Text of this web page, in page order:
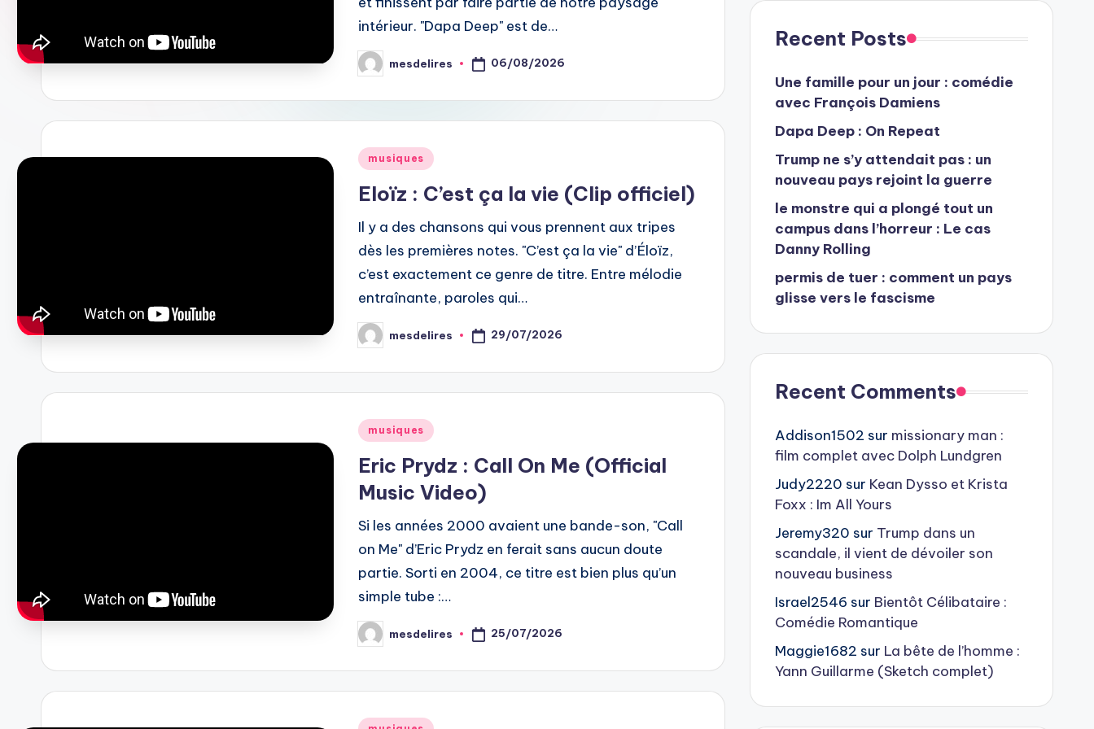
intérieur. "Dapa Deep" est de…
Posted
by
mesdelires 06/08/2026
Posted
musiques
Eloïz : C’est ça la vie (Clip officiel)
Il y a des chansons qui vous prennent aux tripes
dès les premières notes. "C’est ça la vie" d’Éloïz,
c’est exactement ce genre de titre. Entre mélodie
entraînante, paroles qui…
Posted
by
mesdelires 29/07/2026
Posted
musiques
Eric Prydz : Call On Me (Official
Music Video)
Si les années 2000 avaient une bande-son, "Call
on Me" d’Eric Prydz en ferait sans aucun doute
partie. Sorti en 2004, ce titre est bien plus qu’un
simple tube :…
Posted
by
mesdelires 25/07/2026
Recent Posts
Une famille pour un jour : comédie
avec François Damiens
Dapa Deep : On Repeat
Trump ne s’y attendait pas : un
nouveau pays rejoint la guerre
le monstre qui a plongé tout un
campus dans l’horreur : Le cas
Danny Rolling
permis de tuer : comment un pays
glisse vers le fascisme
Recent Comments
Addison1502 sur missionary man :
film complet avec Dolph Lundgren
Judy2220 sur Kean Dysso et Krista
Foxx : Im All Yours
Jeremy320 sur Trump dans un
scandale, il vient de dévoiler son
nouveau business
Israel2546 sur Bientôt Célibataire :
Comédie Romantique
Maggie1682 sur La bête de l’homme :
Yann Guillarme (Sketch complet)